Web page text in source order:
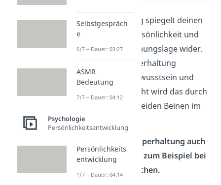
Deine Körperhaltung spiegelt deinen
Charakter, deine Persönlichkeit und
deine aktuelle Stimmungslage wider.
Eine aufrechte Körperhaltung
signalisiert Selbstbewusstsein und
Kontrolle. Verdeutlicht wird das durch
die Redensart „Mit beiden Beinen im
Leben stehen.“
Du kannst deine Körperhaltung auch
bewusst einsetzen – zum Beispiel bei
Vorstellungsgesprächen.
Selbstgespräch
e
6/7 – Dauer: 03:27
ASMR
Bedeutung
7/7 – Dauer: 04:12
Psychologie
Persönlichkeitsentwicklung
Persönlichkeits
entwicklung
1/7 – Dauer: 04:14